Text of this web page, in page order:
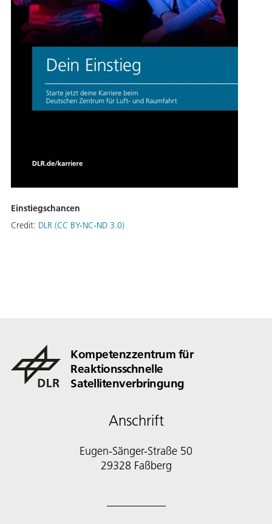
Einstiegschancen
Credit: DLR (CC BY-NC-ND 3.0)
Kompetenzzentrum für
Reaktionsschnelle
Satellitenverbringung
Anschrift
Eugen-Sänger-Straße 50
29328 Faßberg